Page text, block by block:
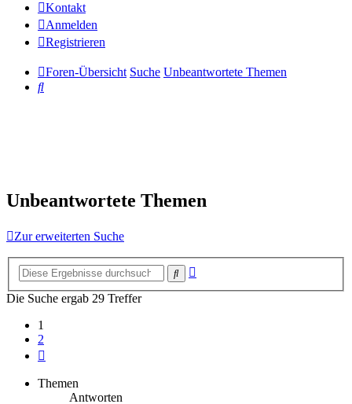
Kontakt
Anmelden
Registrieren
Foren-Übersicht Suche Unbeantwortete Themen
Suche
Unbeantwortete Themen
Zur erweiterten Suche
Suche
Die Suche ergab 29 Treffer
1
2
Themen
Antworten